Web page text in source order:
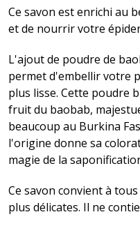
Ce savon est enrichi au
et de nourrir votre
L'ajout de poudre de
permet d'embellir votre
plus lisse. Cette poudre
fruit du baobab,
beaucoup au Burkina
l'origine donne sa
magie de la
Ce savon convient à
plus délicates. Il ne